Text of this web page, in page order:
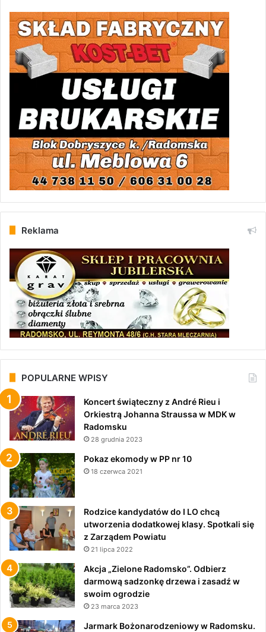
Reklama
POPULARNE WPISY
Koncert świąteczny z André Rieu i
Orkiestrą Johanna Straussa w MDK w
Radomsku
28 grudnia 2023
Pokaz ekomody w PP nr 10
18 czerwca 2021
Rodzice kandydatów do I LO chcą
utworzenia dodatkowej klasy. Spotkali się
z Zarządem Powiatu
21 lipca 2022
Akcja „Zielone Radomsko”. Odbierz
darmową sadzonkę drzewa i zasadź w
swoim ogrodzie
23 marca 2023
Jarmark Bożonarodzeniowy w Radomsku.